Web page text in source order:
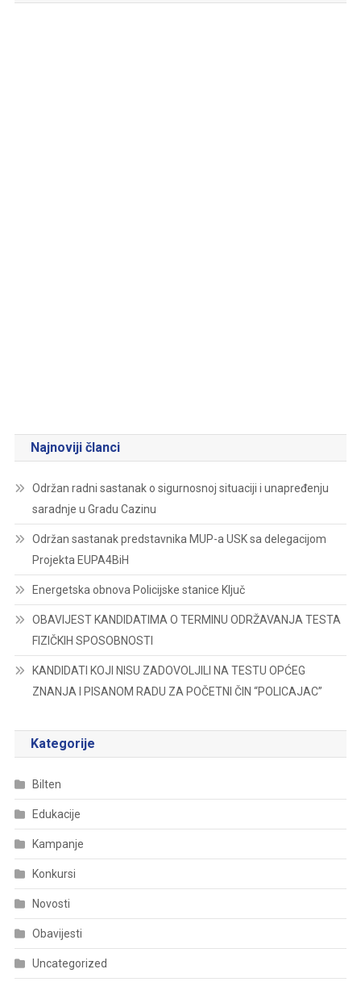
Najnoviji članci
Održan radni sastanak o sigurnosnoj situaciji i unapređenju
saradnje u Gradu Cazinu
Održan sastanak predstavnika MUP-a USK sa delegacijom
Projekta EUPA4BiH
Energetska obnova Policijske stanice Ključ
OBAVIJEST KANDIDATIMA O TERMINU ODRŽAVANJA TESTA
FIZIČKIH SPOSOBNOSTI
KANDIDATI KOJI NISU ZADOVOLJILI NA TESTU OPĆEG
ZNANJA I PISANOM RADU ZA POČETNI ČIN “POLICAJAC”
Kategorije
Bilten
Edukacije
Kampanje
Konkursi
Novosti
Obavijesti
Uncategorized